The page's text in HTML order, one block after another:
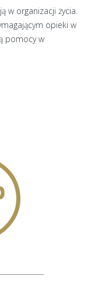
w organizacji życia.
opieki w
pomocy w